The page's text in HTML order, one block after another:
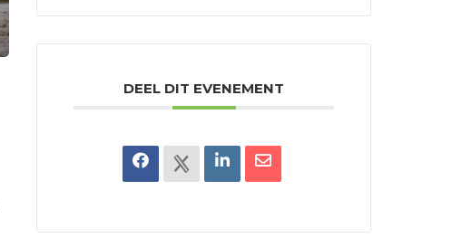
DEEL DIT EVENEMENT